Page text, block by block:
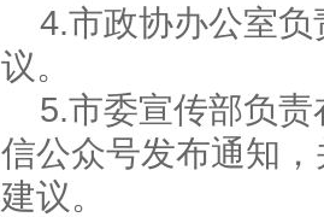
4.市政协办公室
议。
5.市委宣传部负责
信公众号发布通知
建议。